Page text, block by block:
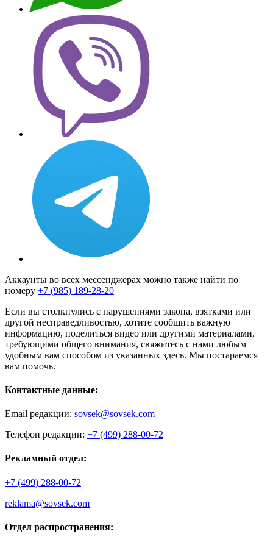
Аккаунты во всех мессенджерах можно также найти по
номеру +7 (985) 189-28-20
Если вы столкнулись с нарушениями закона, взятками или
другой несправедливостью, хотите сообщить важную
информацию, поделиться видео или другими материалами,
требующими общего внимания, свяжитесь с нами любым
удобным вам способом из указанных здесь. Мы постараемся
вам помочь.
Контактные данные:
Email редакции: sovsek@sovsek.com
Телефон редакции: +7 (499) 288-00-72
Рекламный отдел:
+7 (499) 288-00-72
reklama@sovsek.com
Отдел распространения: